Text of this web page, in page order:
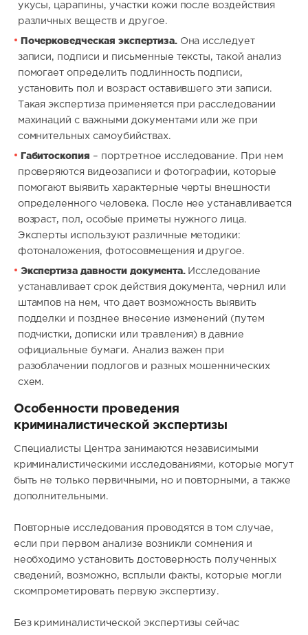
укусы, царапины, участки кожи после воздействия
различных веществ и другое.
Почерковедческая экспертиза.Она исследует
записи, подписи и письменные тексты, такой анализ
помогает определить подлинность подписи,
установить пол и возраст оставившего эти записи.
Такая экспертиза применяется при расследовании
махинаций с важными документами или же при
сомнительных самоубийствах.
Габитоскопия – портретное исследование. При нем
проверяются видеозаписи и фотографии, которые
помогают выявить характерные черты внешности
определенного человека. После нее устанавливается
возраст, пол, особые приметы нужного лица.
Эксперты используют различные методики:
фотоналожения, фотосовмещения и другое.
Экспертиза давности документа.Исследование
устанавливает срок действия документа, чернил или
штампов на нем, что дает возможность выявить
подделки и позднее внесение изменений (путем
подчистки, дописки или травления) в давние
официальные бумаги. Анализ важен при
разоблачении подлогов и разных мошеннических
схем.
Особенности проведения
криминалистической экспертизы
Специалисты Центра занимаются независимыми
криминалистическими исследованиями, которые могут
быть не только первичными, но и повторными, а также
дополнительными.
Повторные исследования проводятся в том случае,
если при первом анализе возникли сомнения и
необходимо установить достоверность полученных
сведений, возможно, всплыли факты, которые могли
скомпрометировать первую экспертизу.
Без криминалистической экспертизы сейчас